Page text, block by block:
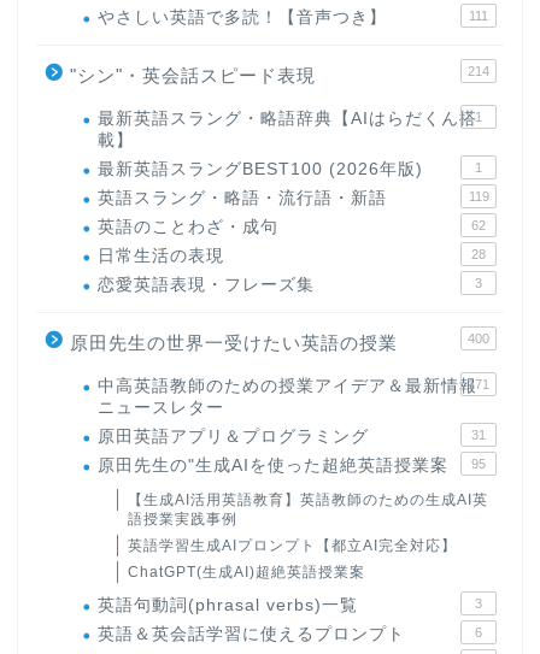
やさしい英語で多読！【音声つき】 111
"シン"・英会話スピード表現 214
最新英語スラング・略語辞典【AIはらだくん搭
載】
1
最新英語スラングBEST100 (2026年版) 1
英語スラング・略語・流行語・新語 119
英語のことわざ・成句 62
日常生活の表現 28
恋愛英語表現・フレーズ集 3
原田先生の世界一受けたい英語の授業 400
中高英語教師のための授業アイデア＆最新情報
ニュースレター
171
原田英語アプリ＆プログラミング 31
原田先生の"生成AIを使った超絶英語授業案 95
【生成AI活用英語教育】英語教師のための生成AI英
語授業実践事例
英語学習生成AIプロンプト【都立AI完全対応】
ChatGPT(生成AI)超絶英語授業案
英語句動詞(phrasal verbs)一覧 3
英語＆英会話学習に使えるプロンプト 6